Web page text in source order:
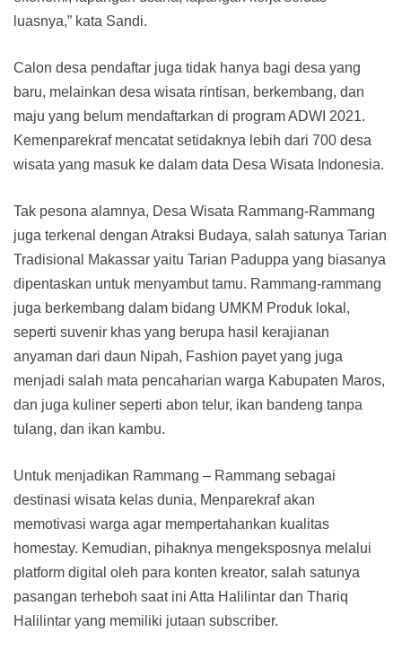
luasnya,” kata Sandi.
Calon desa pendaftar juga tidak hanya bagi desa yang
baru, melainkan desa wisata rintisan, berkembang, dan
maju yang belum mendaftarkan di program ADWI 2021.
Kemenparekraf mencatat setidaknya lebih dari 700 desa
wisata yang masuk ke dalam data Desa Wisata Indonesia.
Tak pesona alamnya, Desa Wisata Rammang-Rammang
juga terkenal dengan Atraksi Budaya, salah satunya Tarian
Tradisional Makassar yaitu Tarian Paduppa yang biasanya
dipentaskan untuk menyambut tamu. Rammang-rammang
juga berkembang dalam bidang UMKM Produk lokal,
seperti suvenir khas yang berupa hasil kerajianan
anyaman dari daun Nipah, Fashion payet yang juga
menjadi salah mata pencaharian warga Kabupaten Maros,
dan juga kuliner seperti abon telur, ikan bandeng tanpa
tulang, dan ikan kambu.
Untuk menjadikan Rammang – Rammang sebagai
destinasi wisata kelas dunia, Menparekraf akan
memotivasi warga agar mempertahankan kualitas
homestay. Kemudian, pihaknya mengeksposnya melalui
platform digital oleh para konten kreator, salah satunya
pasangan terheboh saat ini Atta Halilintar dan Thariq
Halilintar yang memiliki jutaan subscriber.